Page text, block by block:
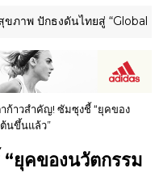
งดันไทยสู่ “Global
ก้าวสำคัญ! ซัมซุงชี้ “ยุคของ
นขึ้นแล้ว”
ยุคของนวัตกรรม